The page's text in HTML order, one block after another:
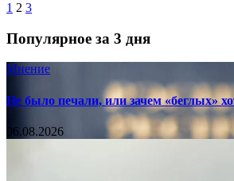
1 2 3
Популярное за 3 дня
Мнение
Не было печали, или зачем «беглых»
06.08.2026